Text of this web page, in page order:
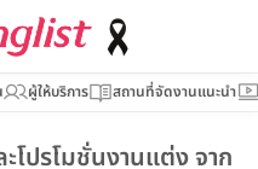
ผู้ให้บริการ สถานที่จัดงานแนะนำ
โปรโมชั่นงานแต่ง จาก